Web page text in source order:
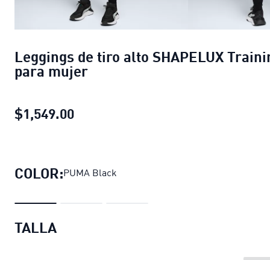
Leggings de tiro alto SHAPELUX
para mujer
$1,549.00
COLOR:PUMA Black
TALLA